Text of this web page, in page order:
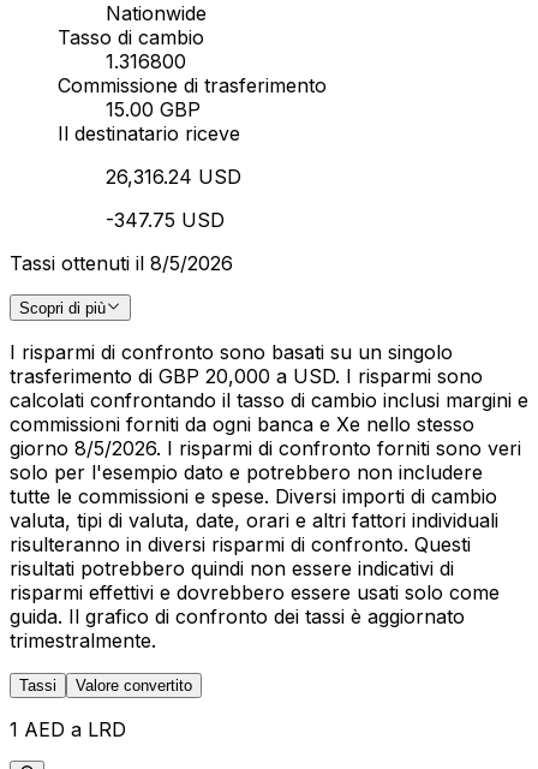
Nationwide
Tasso di cambio
1.316800
Commissione di trasferimento
15.00 GBP
Il destinatario riceve
26,316.24 USD
-347.75 USD
Tassi ottenuti il 8/5/2026
Scopri di più
I risparmi di confronto sono basati su un singolo
trasferimento di GBP 20,000 a USD. I risparmi sono
calcolati confrontando il tasso di cambio inclusi margini e
commissioni forniti da ogni banca e Xe nello stesso
giorno 8/5/2026. I risparmi di confronto forniti sono veri
solo per l'esempio dato e potrebbero non includere
tutte le commissioni e spese. Diversi importi di cambio
valuta, tipi di valuta, date, orari e altri fattori individuali
risulteranno in diversi risparmi di confronto. Questi
risultati potrebbero quindi non essere indicativi di
risparmi effettivi e dovrebbero essere usati solo come
guida. Il grafico di confronto dei tassi è aggiornato
trimestralmente.
Tassi Valore convertito
1 AED a LRD